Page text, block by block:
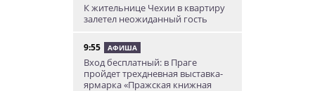
К жительнице Чехии в квартиру
залетел неожиданный гость
9:55 АФИША
Вход бесплатный: в Праге
пройдет трехдневная выставка-
ярмарка «Пражская книжная